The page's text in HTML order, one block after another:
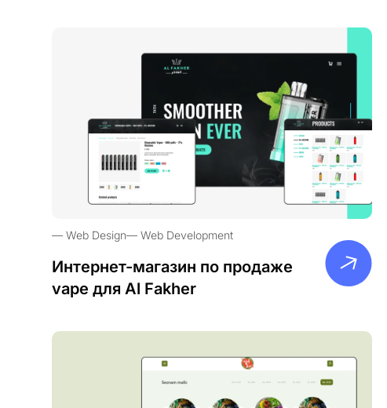
Web Design Web Development
Интернет-магазин по продаже
vape для Al Fakher